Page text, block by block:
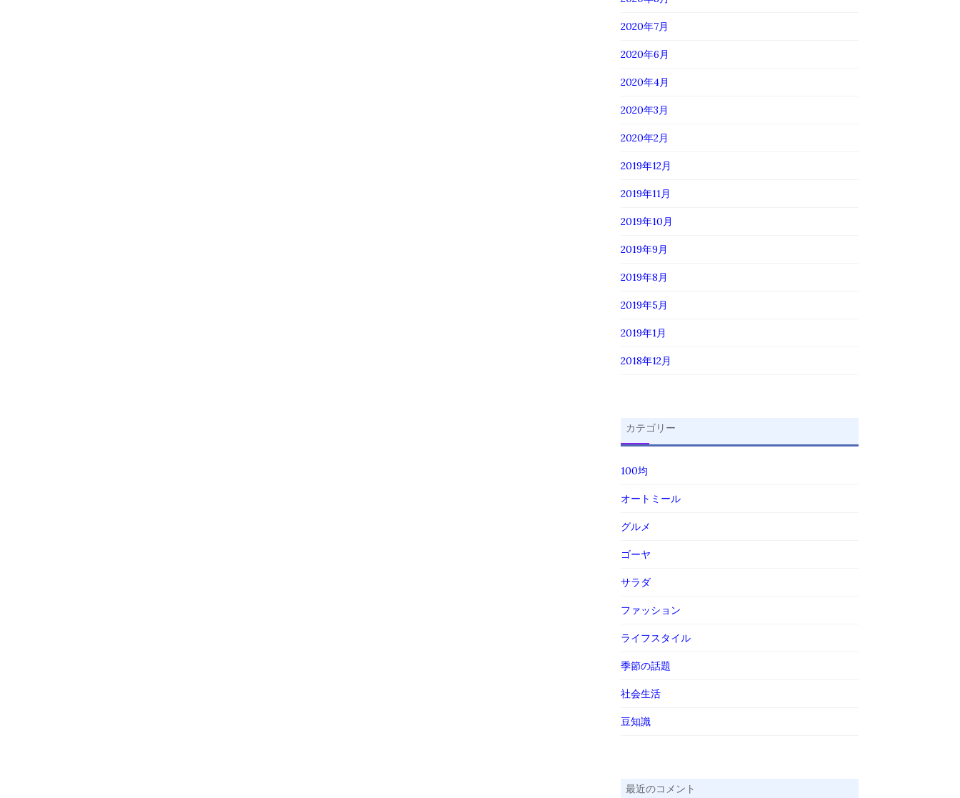
2020年7月
2020年6月
2020年4月
2020年3月
2020年2月
2019年12月
2019年11月
2019年10月
2019年9月
2019年8月
2019年5月
2019年1月
2018年12月
カテゴリー
100均
オートミール
グルメ
ゴーヤ
サラダ
ファッション
ライフスタイル
季節の話題
社会生活
豆知識
最近のコメント